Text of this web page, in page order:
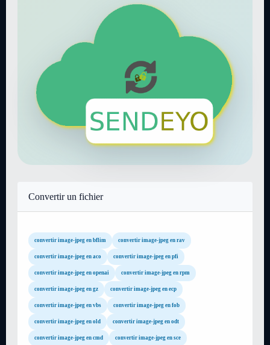
Convertir un fichier
convertir image-jpeg en bflim convertir image-jpeg en rav
convertir image-jpeg en aco convertir image-jpeg en pfi
convertir image-jpeg en openai convertir image-jpeg en rpm
convertir image-jpeg en gz convertir image-jpeg en ecp
convertir image-jpeg en vbs convertir image-jpeg en fob
convertir image-jpeg en old convertir image-jpeg en odt
convertir image-jpeg en cmd convertir image-jpeg en sce